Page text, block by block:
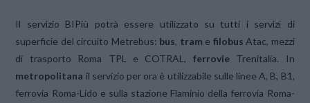
Il servizio BIPiù potrà essere utilizzato su tutti i servizi di
superficie del circuito Metrebus: bus, tram e filobus Atac, mezzi
di trasporto Roma TPL e COTRAL, ferrovieTrenitalia. In
metropolitana il servizio per ora è utilizzabile sulle linee A, B, B1,
ferrovia Roma-Lido e sulla stazione Flaminio della ferrovia Roma-